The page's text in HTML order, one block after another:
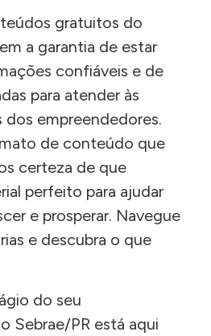
gratuitos do
a garantia de estar
confiáveis e de
para atender às
dos empreendedores.
de conteúdo que
certeza de que
perfeito para ajudar
e prosperar. Navegue
e descubra o que
do seu
Sebrae/PR está aqui